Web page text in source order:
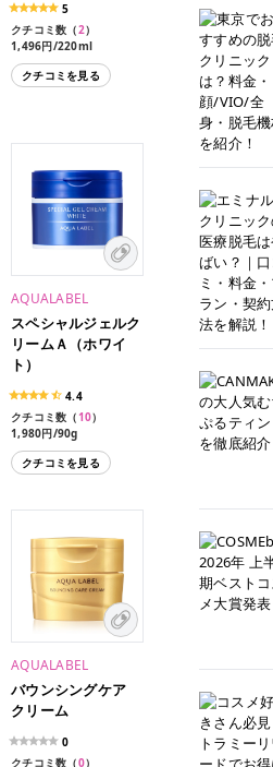
5
クチコミ数（2）
1,496円/220ml
1,210円/180ml（レフィ
ル）クチコミを見る
AQUALABEL
スペシャルジェルク
リームＡ（ホワイ
ト）
4.4
クチコミ数（10）
1,980円/90g
クチコミを見る
AQUALABEL
バウンシングケア
クリーム
0
クチコミ数（0）